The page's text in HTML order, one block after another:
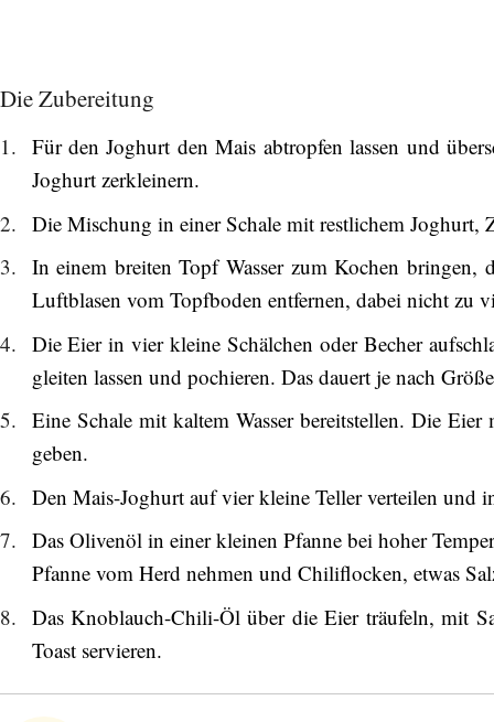
Die Zubereitung
Für den Joghurt den Mais abtropfen lassen und
Joghurt zerkleinern.
Die Mischung in einer Schale mit restlichem Joghurt,
In einem breiten Topf Wasser zum Kochen
Luftblasen vom Topfboden entfernen, dabei nicht zu
Die Eier in vier kleine Schälchen oder Becher
gleiten lassen und pochieren. Das dauert je nach
Eine Schale mit kaltem Wasser bereitstellen. Die
geben.
Den Mais-Joghurt auf vier kleine Teller verteilen und
Das Olivenöl in einer kleinen Pfanne bei hoher
Pfanne vom Herd nehmen und Chiliflocken, etwas
Das Knoblauch-Chili-Öl über die Eier träufeln, mit
Toast servieren.